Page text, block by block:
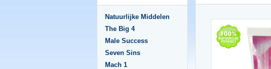
Natuurlijke Middelen
The Big 4
Male Success
Seven Sins
Mach 1